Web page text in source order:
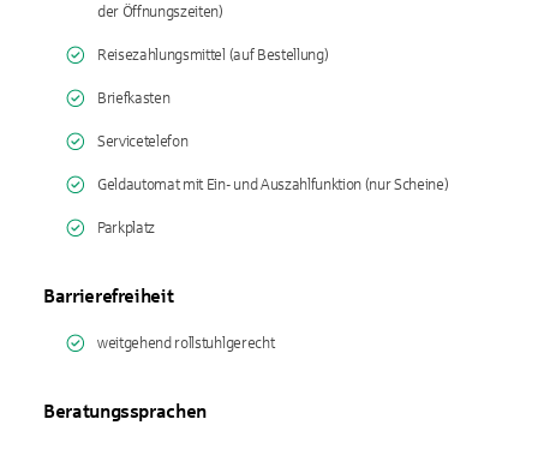
der Öffnungszeiten)
Reisezahlungsmittel (auf Bestellung)
Briefkasten
Servicetelefon
Geldautomat mit Ein- und Auszahlfunktion (nur Scheine)
Parkplatz
Barrierefreiheit
weitgehend rollstuhlgerecht
Beratungssprachen